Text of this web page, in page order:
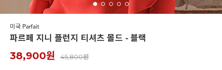
미국 Parfait
파르페 지니 플런지 티셔츠 몰드 - 블랙
38,900원 45,800원